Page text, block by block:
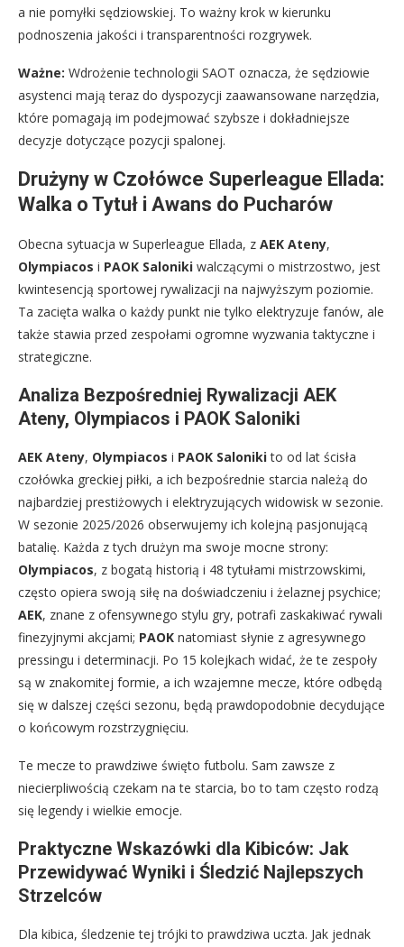
a nie pomyłki sędziowskiej. To ważny krok w kierunku
podnoszenia jakości i transparentności rozgrywek.
Ważne: Wdrożenie technologii SAOT oznacza, że sędziowie
asystenci mają teraz do dyspozycji zaawansowane narzędzia,
które pomagają im podejmować szybsze i dokładniejsze
decyzje dotyczące pozycji spalonej.
Drużyny w Czołówce Superleague Ellada:
Walka o Tytuł i Awans do Pucharów
Obecna sytuacja w Superleague Ellada, z AEK Ateny,
Olympiacos i PAOK Saloniki walczącymi o mistrzostwo, jest
kwintesencją sportowej rywalizacji na najwyższym poziomie.
Ta zacięta walka o każdy punkt nie tylko elektryzuje fanów, ale
także stawia przed zespołami ogromne wyzwania taktyczne i
strategiczne.
Analiza Bezpośredniej Rywalizacji AEK
Ateny, Olympiacos i PAOK Saloniki
AEK Ateny, Olympiacos i PAOK Salonikito od lat ścisła
czołówka greckiej piłki, a ich bezpośrednie starcia należą do
najbardziej prestiżowych i elektryzujących widowisk w sezonie.
W sezonie 2025/2026 obserwujemy ich kolejną pasjonującą
batalię. Każda z tych drużyn ma swoje mocne strony:
Olympiacos, z bogatą historią i 48 tytułami mistrzowskimi,
często opiera swoją siłę na doświadczeniu i żelaznej psychice;
AEK, znane z ofensywnego stylu gry, potrafi zaskakiwać rywali
finezyjnymi akcjami; PAOK natomiast słynie z agresywnego
pressingu i determinacji. Po 15 kolejkach widać, że te zespoły
są w znakomitej formie, a ich wzajemne mecze, które odbędą
się w dalszej części sezonu, będą prawdopodobnie decydujące
o końcowym rozstrzygnięciu.
Te mecze to prawdziwe święto futbolu. Sam zawsze z
niecierpliwością czekam na te starcia, bo to tam często rodzą
się legendy i wielkie emocje.
Praktyczne Wskazówki dla Kibiców: Jak
Przewidywać Wyniki i Śledzić Najlepszych
Strzelców
Dla kibica, śledzenie tej trójki to prawdziwa uczta. Jak jednak